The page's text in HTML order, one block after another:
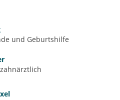
und Geburtshilfe